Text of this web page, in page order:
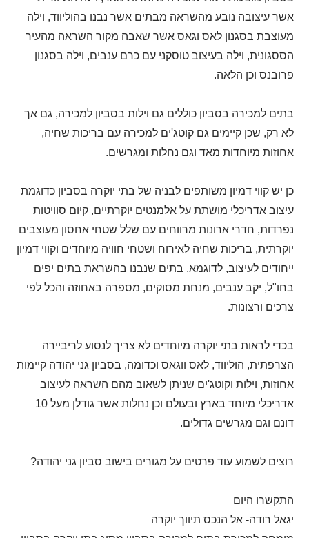
אשר עיצובה נובע מהשראה מבתים אשר נבנו בהוליווד, וילה
מעוצבת בסגנון לאס וגאס אשר שאבה מקור השראה מהעיר
הססגונית, וילה בעיצוב טוסקני עם כרם ענבים, וילה בסגנון
פרובנס וכן הלאה.
בתים למכירה בסביון כוללים גם וילות בסביון למכירה, גם אך
לא רק, שכן קיימים גם קוטג'ים למכירה עם בריכות שחיה,
אחוזות מיוחדות מאד וגם נחלות ומגרשים.
כן יש קווי דמיון משותפים לבניה של בתי יוקרה בסביון כדוגמת
עיצוב אדריכלי מושתת על אלמנטים יוקרתיים, קיום סוויטות
נפרדות, חדרי ארונות מרווחים עם שלל שטחי אחסון מעוצבים
יוקרתית, בריכות שחיה לאירוח ושטחי חוויה מיוחדים וקווי דמיון
ייחודים לעיצוב, לדוגמא, בתים שנבנו בהשראת בתים יפים
בחו"ל, יקב ענבים, מנחת מסוקים, מספרה באחוזה והכל לפי
צרכים ורצונות.
בכדי לראות בתי יוקרה מיוחדים לא צריך לנסוע לריביירה
הצרפתית, הוליווד, לאס ווגאס וכדומה, בסביון גני יהודה קיימות
אחוזות, וילות וקוטג'ים שניתן לשאוב מהם השראה לעיצוב
אדריכלי מיוחד בארץ ובעולם וכן נחלות אשר גודלן מעל 10
דונם וגם מגרשים גדולים.
רוצים לשמוע עוד פרטים על מגורים בישוב סביון גני יהודה?
התקשרו היום
יגאל רודה- אל הנכס תיווך יוקרה